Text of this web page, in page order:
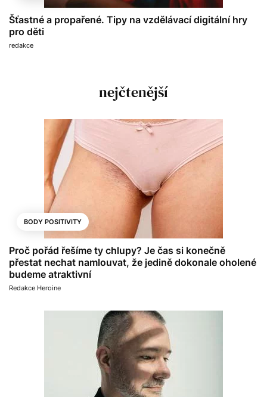
Šťastné a propařené. Tipy na vzdělávací digitální hry
pro děti
redakce
nejčtenější
BODY POSITIVITY
Proč pořád řešíme ty chlupy? Je čas si konečně
přestat nechat namlouvat, že jedině dokonale oholené
budeme atraktivní
Redakce Heroine